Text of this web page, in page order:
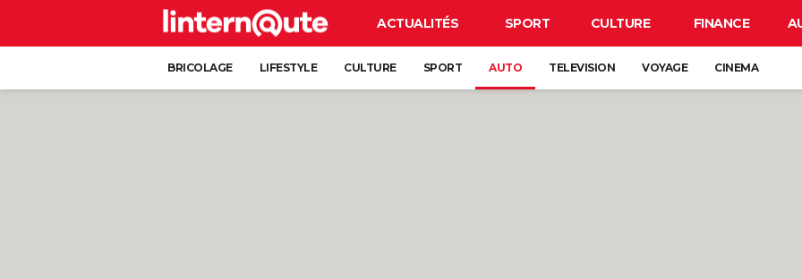
ACTUALITÉS SPORT CULTURE FINANCE
BRICOLAGE LIFESTYLE CULTURE SPORT AUTO TELEVISION VOYAGE CINEMA